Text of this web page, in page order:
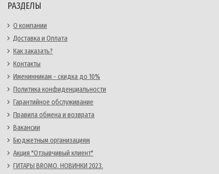
РАЗДЕЛЫ
О компании
Доставка и Оплата
Как заказать?
Контакты
Именинникам - скидка до 10%
Политика конфиденциальности
Гарантийное обслуживание
Правила обмена и возврата
Вакансии
Бюджетным организациям
Акция "Отзывчивый клиент"
ГИТАРЫ BROMO. НОВИНКИ 2023.